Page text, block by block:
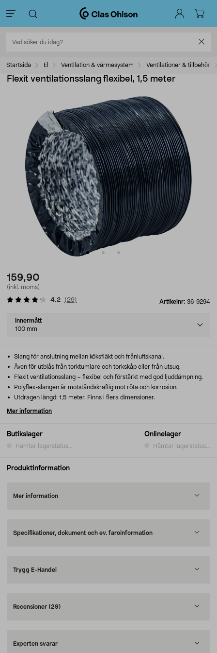
Startsida El Ventilation & värmesystem Ventilationer & tillbehör
Flexit ventilationsslang flexibel, 1,5 meter
159,90
(inkl. moms)
Artikelnr: 36-9294
4.2 ( 29)
Select
variant
Innermått
100 mm
Butikslager
Hämtar lagerstatus...
Onlinelager
Hämtar lagerstatus...
Slang för anslutning mellan köksfläkt och frånluftskanal.
Även för utblås från torktumlare och torkskåp eller från utsug.
Flexit ventilationsslang – flexibel och förstärkt med god ljuddämpning.
Polyflex-slangen är motståndskraftig mot röta och korrosion.
Utdragen längd: 1,5 meter. Finns i flera dimensioner.
Mer information
Produktinformation
Mer information
Specifikationer, dokument och ev. faroinformation
Trygg E-Handel
Recensioner (29)
Experten svarar